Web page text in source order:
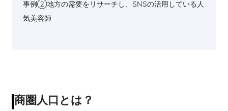
事例②地方の需要をリサーチし、SNSの活用している人
気美容師
商圏人口とは？